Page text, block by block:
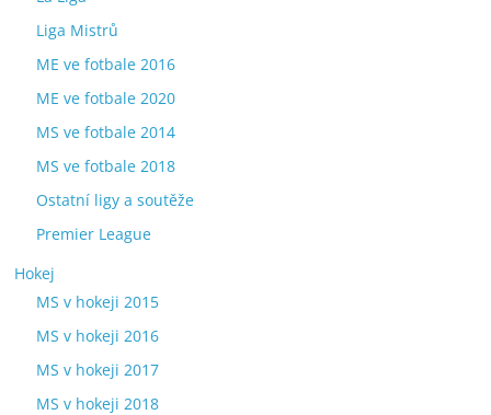
Liga Mistrů
ME ve fotbale 2016
ME ve fotbale 2020
MS ve fotbale 2014
MS ve fotbale 2018
Ostatní ligy a soutěže
Premier League
Hokej
MS v hokeji 2015
MS v hokeji 2016
MS v hokeji 2017
MS v hokeji 2018